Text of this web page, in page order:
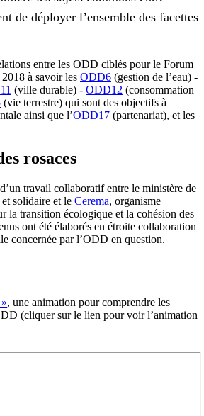
de déployer l’ensemble des facettes
entre les ODD ciblés pour le Forum
à savoir les ODD6 (gestion de l’eau) -
(ville durable) - ODD12 (consommation
(vie terrestre) qui sont des objectifs à
ainsi que l’ODD17 (partenariat), et les
rosaces
travail collaboratif entre le ministère de
solidaire et le Cerema, organisme
la transition écologique et la cohésion des
ont été élaborés en étroite collaboration
concernée par l’ODD en question.
, une animation pour comprendre les
(cliquer sur le lien pour voir l’animation